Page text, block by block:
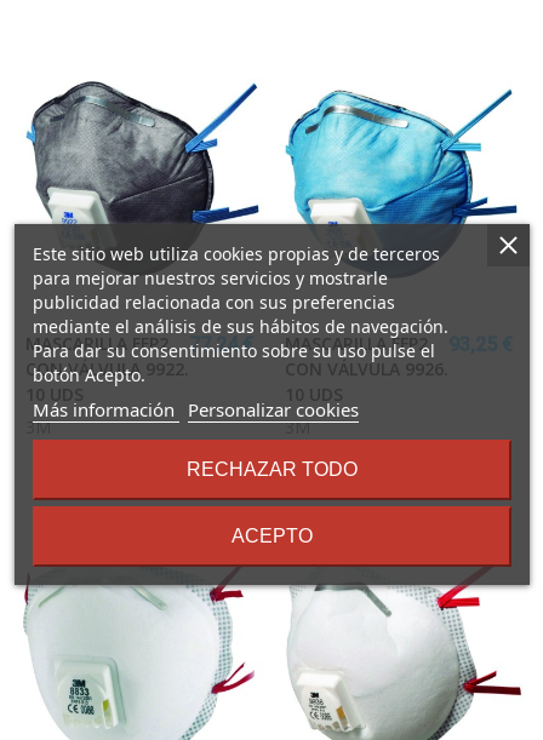
MASCARILLA FFP2
CON VÁLVULA 9922.
10 UDS
77,24 €
3M
MASCARILLA FFP2
CON VÁLVULA 9926.
10 UDS
3M
Este sitio web utiliza cookies propias y de terceros
para mejorar nuestros servicios y mostrarle
publicidad relacionada con sus preferencias
mediante el análisis de sus hábitos de navegación.
Para dar su consentimiento sobre su uso pulse el
botón Acepto.
Más información
sobre
términos
condiciones
Personalizar cookies
RECHAZAR TODO
ACEPTO